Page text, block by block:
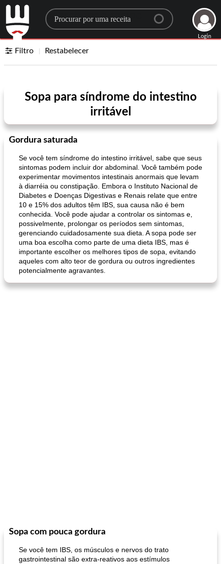
Search for a recipe
Login
Filtro Restabelecer
Sopa para síndrome do intestino
irritável
Gordura saturada
Se você tem síndrome do intestino irritável, sabe que seus
sintomas podem incluir dor abdominal. Você também pode
experimentar movimentos intestinais anormais que levam
à diarréia ou constipação. Embora o Instituto Nacional de
Diabetes e Doenças Digestivas e Renais relate que entre
10 e 15% dos adultos têm IBS, sua causa não é bem
conhecida. Você pode ajudar a controlar os sintomas e,
possivelmente, prolongar os períodos sem sintomas,
gerenciando cuidadosamente sua dieta. A sopa pode ser
uma boa escolha como parte de uma dieta IBS, mas é
importante escolher os melhores tipos de sopa, evitando
aqueles com alto teor de gordura ou outros ingredientes
potencialmente agravantes.
Sopa com pouca gordura
Se você tem IBS, os músculos e nervos do trato
gastrointestinal são extra-reativos aos estímulos